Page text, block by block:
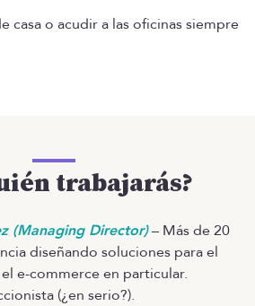
casa o acudir a las oficinas siempre
trabajarás?
(Managing Director)– Más de 20
diseñando soluciones para el
e-commerce en particular.
(¿en serio?).